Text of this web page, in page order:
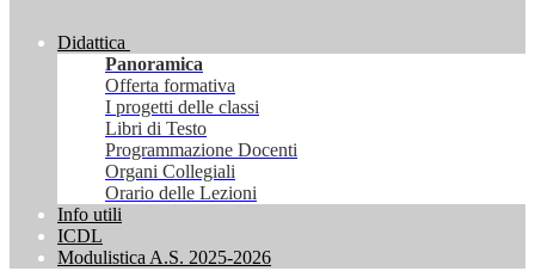
Didattica
Panoramica
Offerta formativa
I progetti delle classi
Libri di Testo
Programmazione Docenti
Organi Collegiali
Orario delle Lezioni
Info utili
ICDL
Modulistica A.S. 2025-2026